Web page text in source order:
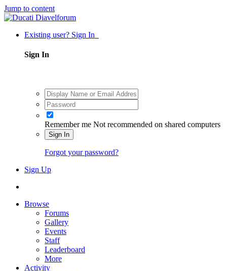
Jump to content
Existing user? Sign In
Sign In
Remember me Not recommended on shared computers
Sign In
Forgot your password?
Sign Up
Browse
Forums
Gallery
Events
Staff
Leaderboard
More
Activity